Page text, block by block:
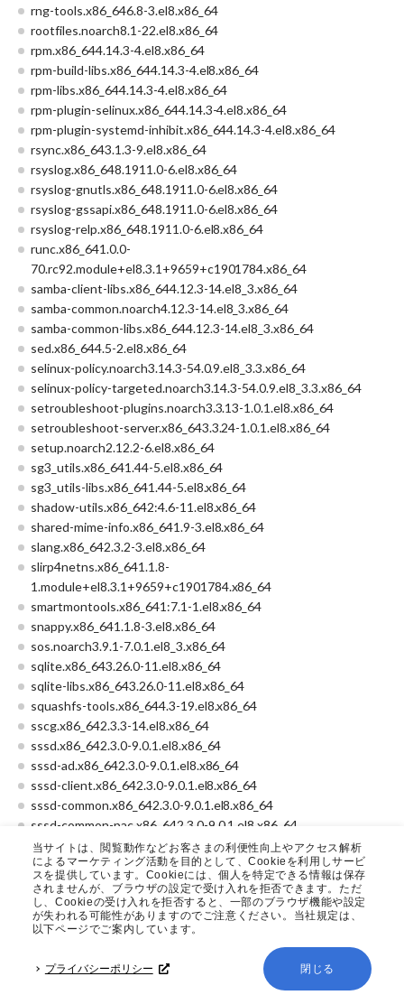
当サイトは、閲覧動作などお客さまの利便性向上やアクセス解析
によるマーケティング活動を目的として、Cookieを利用しサービ
スを提供しています。Cookieには、個人を特定できる情報は保存
されませんが、ブラウザの設定で受け入れを拒否できます。ただ
し、Cookieの受け入れを拒否すると、一部のブラウザ機能や設定
が失われる可能性がありますのでご注意ください。当社規定は、
以下ページでご案内しています。
プライバシーポリシー 閉じる
rng-tools.x86_646.8-3.el8.x86_64
rootfiles.noarch8.1-22.el8.x86_64
rpm.x86_644.14.3-4.el8.x86_64
rpm-build-libs.x86_644.14.3-4.el8.x86_64
rpm-libs.x86_644.14.3-4.el8.x86_64
rpm-plugin-selinux.x86_644.14.3-4.el8.x86_64
rpm-plugin-systemd-inhibit.x86_644.14.3-4.el8.x86_64
rsync.x86_643.1.3-9.el8.x86_64
rsyslog.x86_648.1911.0-6.el8.x86_64
rsyslog-gnutls.x86_648.1911.0-6.el8.x86_64
rsyslog-gssapi.x86_648.1911.0-6.el8.x86_64
rsyslog-relp.x86_648.1911.0-6.el8.x86_64
runc.x86_641.0.0-
70.rc92.module+el8.3.1+9659+c1901784.x86_64
samba-client-libs.x86_644.12.3-14.el8_3.x86_64
samba-common.noarch4.12.3-14.el8_3.x86_64
samba-common-libs.x86_644.12.3-14.el8_3.x86_64
sed.x86_644.5-2.el8.x86_64
selinux-policy.noarch3.14.3-54.0.9.el8_3.3.x86_64
selinux-policy-targeted.noarch3.14.3-54.0.9.el8_3.3.x86_64
setroubleshoot-plugins.noarch3.3.13-1.0.1.el8.x86_64
setroubleshoot-server.x86_643.3.24-1.0.1.el8.x86_64
setup.noarch2.12.2-6.el8.x86_64
sg3_utils.x86_641.44-5.el8.x86_64
sg3_utils-libs.x86_641.44-5.el8.x86_64
shadow-utils.x86_642:4.6-11.el8.x86_64
shared-mime-info.x86_641.9-3.el8.x86_64
slang.x86_642.3.2-3.el8.x86_64
slirp4netns.x86_641.1.8-
1.module+el8.3.1+9659+c1901784.x86_64
smartmontools.x86_641:7.1-1.el8.x86_64
snappy.x86_641.1.8-3.el8.x86_64
sos.noarch3.9.1-7.0.1.el8_3.x86_64
sqlite.x86_643.26.0-11.el8.x86_64
sqlite-libs.x86_643.26.0-11.el8.x86_64
squashfs-tools.x86_644.3-19.el8.x86_64
sscg.x86_642.3.3-14.el8.x86_64
sssd.x86_642.3.0-9.0.1.el8.x86_64
sssd-ad.x86_642.3.0-9.0.1.el8.x86_64
sssd-client.x86_642.3.0-9.0.1.el8.x86_64
sssd-common.x86_642.3.0-9.0.1.el8.x86_64
sssd-common-pac.x86_642.3.0-9.0.1.el8.x86_64
sssd-ipa.x86_642.3.0-9.0.1.el8.x86_64
sssd-kcm.x86_642.3.0-9.0.1.el8.x86_64
sssd-krb5.x86_642.3.0-9.0.1.el8.x86_64
sssd-krb5-common.x86_642.3.0-9.0.1.el8.x86_64
sssd-ldap.x86_642.3.0-9.0.1.el8.x86_64
sssd-nfs-idmap.x86_642.3.0-9.0.1.el8.x86_64
sssd-proxy.x86_642.3.0-9.0.1.el8.x86_64